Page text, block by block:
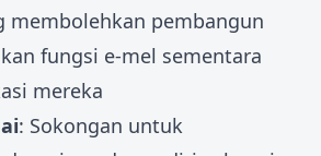
membolehkan pembangun
fungsi e-mel sementara
mereka
: Sokongan untuk